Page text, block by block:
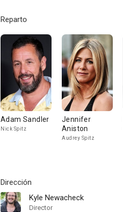
Reparto
Adam Sandler
Nick Spitz
Jennifer
Aniston
Audrey Spitz
Dirección
Kyle Newacheck
Director